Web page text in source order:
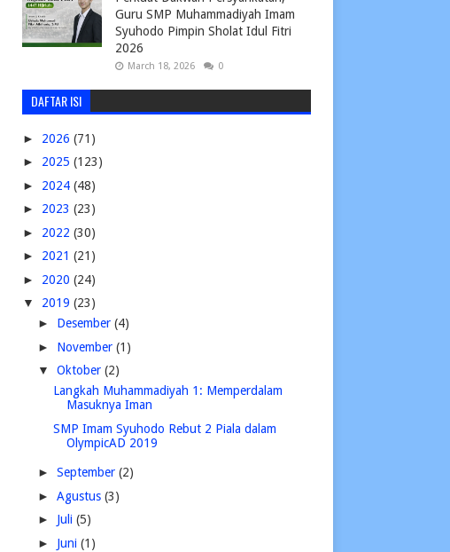
Guru SMP Muhammadiyah Imam
Syuhodo Pimpin Sholat Idul Fitri
2026
March 18, 2026 0
DAFTAR ISI
► 2026 (71)
► 2025 (123)
► 2024 (48)
► 2023 (23)
► 2022 (30)
► 2021 (21)
► 2020 (24)
▼ 2019 (23)
► Desember (4)
► November (1)
▼ Oktober (2)
Langkah Muhammadiyah 1: Memperdalam
Masuknya Iman
SMP Imam Syuhodo Rebut 2 Piala dalam
OlympicAD 2019
► September (2)
► Agustus (3)
► Juli (5)
► Juni (1)